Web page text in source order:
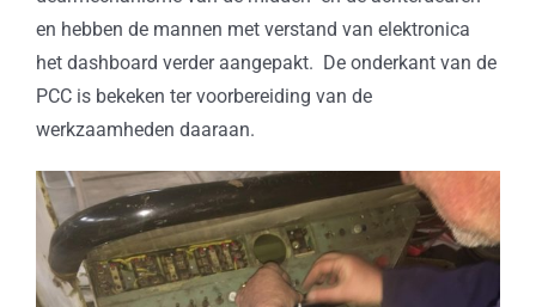
en hebben de mannen met verstand van elektronica
het dashboard verder aangepakt. De onderkant van de
PCC is bekeken ter voorbereiding van de
werkzaamheden daaraan.